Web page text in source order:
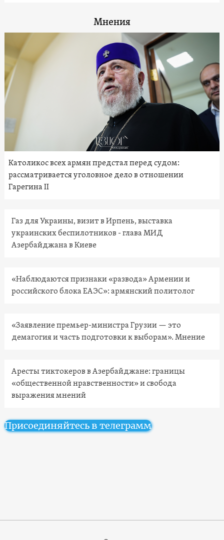
Мнения
Католикос всех армян предстал перед судом:
рассматривается уголовное дело в отношении
Гарегина II
Газ для Украины, визит в Ирпень, выставка
украинских беспилотников - глава МИД
Азербайджана в Киеве
«Наблюдаются признаки «развода» Армении и
российского блока ЕАЭС»: армянский политолог
«Заявление премьер-министра Грузии — это
демагогия и часть подготовки к выборам». Мнение
Аресты тиктокеров в Азербайджане: границы
«общественной нравственности» и свобода
выражения мнений
Присоединяйтесь в телеграмм